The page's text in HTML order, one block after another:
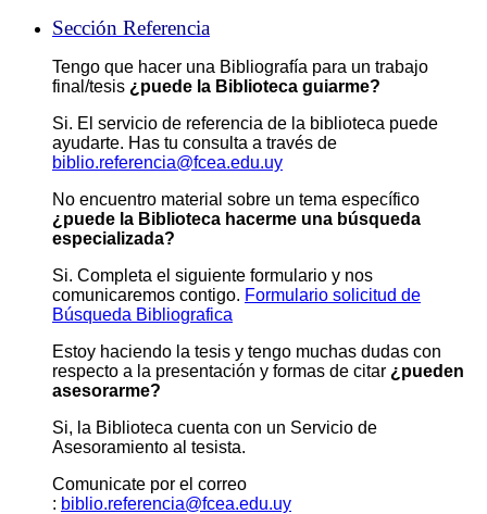
Sección Referencia
Tengo que hacer una Bibliografía para un trabajo
final/tesis ¿puede la Biblioteca guiarme?
Si. El servicio de referencia de la biblioteca puede
ayudarte. Has tu consulta a través de
biblio.referencia@fcea.edu.uy
No encuentro material sobre un tema específico
¿puede la Biblioteca hacerme una búsqueda
especializada?
Si. Completa el siguiente formulario y nos
comunicaremos contigo. Formulario solicitud de
Búsqueda Bibliografica
Estoy haciendo la tesis y tengo muchas dudas con
respecto a la presentación y formas de citar ¿pueden
asesorarme?
Si, la Biblioteca cuenta con un Servicio de
Asesoramiento al tesista.
Comunicate por el correo
: biblio.referencia@fcea.edu.uy